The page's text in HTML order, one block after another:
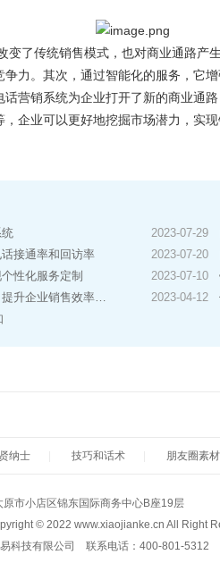
变了传统销售模式，也对商业通路产
力。其次，通过智能化的服务，它
营销系统为企业打开了新的商业通
企业可以更好地挖掘市场潜力，实现
2023-07-29
接通率和回访率 2023-07-20
性化服务定制 2023-07-10
业销售效率的利器 2023-04-12
纳士 技巧和话术 朋友圈素材
原市小店区锦东国际商务中心B座19层
© 2022 www.xiaojianke.cn All Right
易科技有限公司 联系电话：400-801-5312